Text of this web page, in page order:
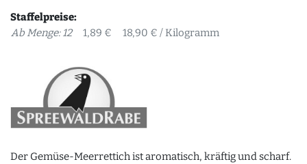
Staffelpreise:
Ab Menge: 12
1,89 € 18,90 € / Kilogramm
Der Gemüse-Meerrettich ist aromatisch, kräftig und scharf.